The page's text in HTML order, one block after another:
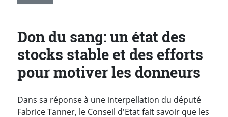
Don du sang: un état des
stocks stable et des efforts
pour motiver les donneurs
Dans sa réponse à une interpellation du député
Fabrice Tanner, le Conseil d'Etat fait savoir que les